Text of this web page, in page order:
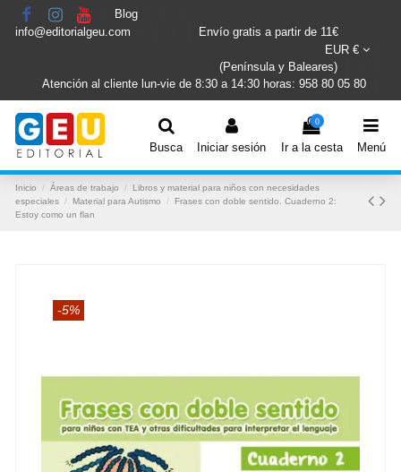
Blog
info@editorialgeu.com
Envío gratis a partir de 11€
EUR €
(Península y Baleares)
Atención al cliente lun-vie de 8:30 a 14:30 horas: 958 80 05 80
Busca Iniciar sesión
0
Ir a la cesta Menú
Inicio Áreas de trabajo
Libros y material para niños con necesidades
especiales
Material para Autismo
Frases con doble sentido. Cuaderno 2:
Estoy como un flan
-5%